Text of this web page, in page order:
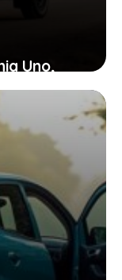
Uno,
à 8 000 €,